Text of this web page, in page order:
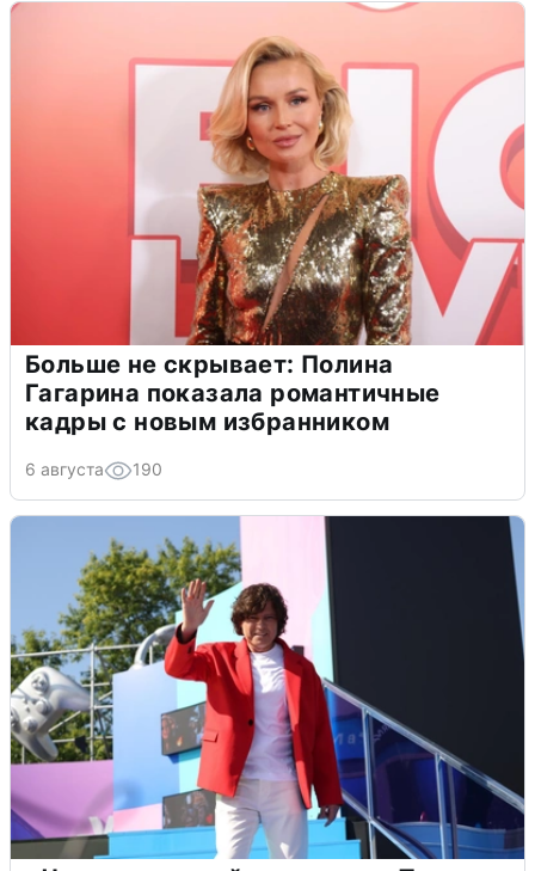
Больше не скрывает: Полина
Гагарина показала романтичные
кадры с новым избранником
6 августа 190